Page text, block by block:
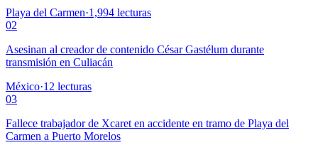
Playa del Carmen·1,994 lecturas
02
Asesinan al creador de contenido César Gastélum durante
transmisión en Culiacán
México·12 lecturas
03
Fallece trabajador de Xcaret en accidente en tramo de Playa del
Carmen a Puerto Morelos